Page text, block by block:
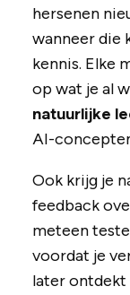
hersenen
wanneer die
kennis. Elke
op wat je al
natuurlijke
AI-
Ook krijg je
feedback
meteen
voordat je
later ontdekt